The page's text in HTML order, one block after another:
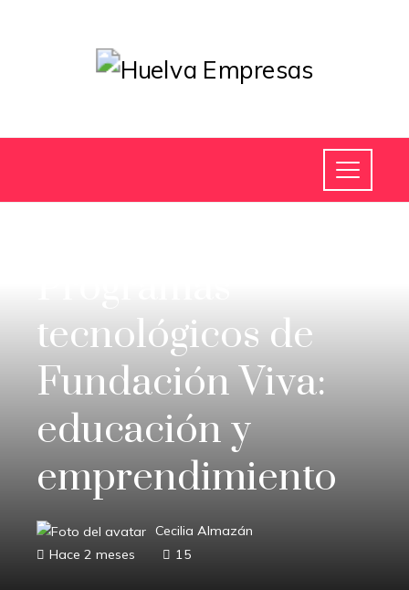
tecnológicos de
Fundación Viva:
educación y
emprendimiento
Cecilia Almazán
Hace 2 meses
15